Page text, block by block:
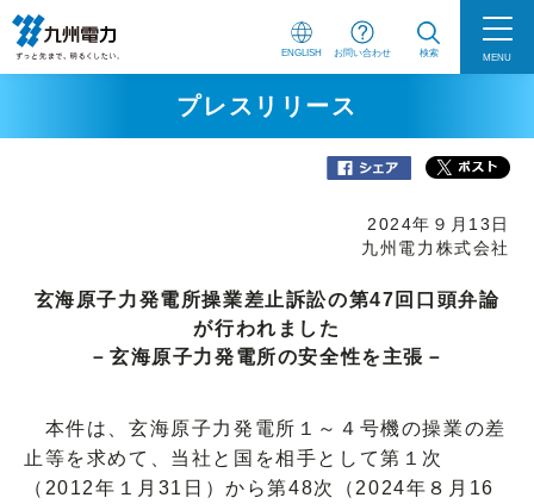
ENGLISH お問い合わせ 検索 MENU
プレスリリース
2024年９月13日
九州電力株式会社
玄海原子力発電所操業差止訴訟の第47回口頭弁論
が行われました
－玄海原子力発電所の安全性を主張－
本件は、玄海原子力発電所１～４号機の操業の差
止等を求めて、当社と国を相手として第１次
（2012年１月31日）から第48次（2024年８月16